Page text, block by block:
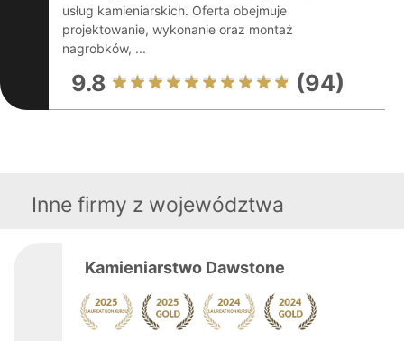
usług kamieniarskich. Oferta obejmuje
projektowanie, wykonanie oraz montaż
nagrobków, ...
9.8 (94)
Inne firmy z województwa
Kamieniarstwo Dawstone